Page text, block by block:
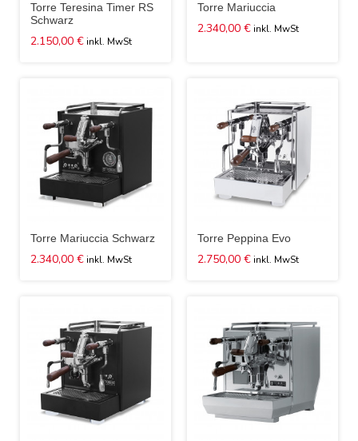
Torre Teresina Timer RS
Schwarz
2.150,00 €
Torre Mariuccia
2.340,00 €
Torre Mariuccia Schwarz
2.340,00 €
Torre Peppina Evo
2.750,00 €